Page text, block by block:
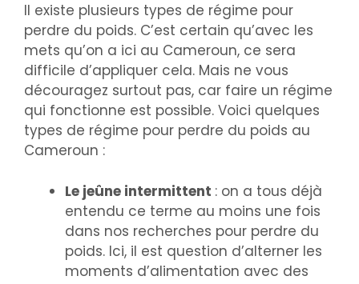
Il existe plusieurs types de régime pour
perdre du poids. C’est certain qu’avec les
mets qu’on a ici au Cameroun, ce sera
difficile d’appliquer cela. Mais ne vous
découragez surtout pas, car faire un régime
qui fonctionne est possible. Voici quelques
types de régime pour perdre du poids au
Cameroun :
Le jeûne intermittent : on a tous déjà
entendu ce terme au moins une fois
dans nos recherches pour perdre du
poids. Ici, il est question d’alterner les
moments d’alimentation avec des